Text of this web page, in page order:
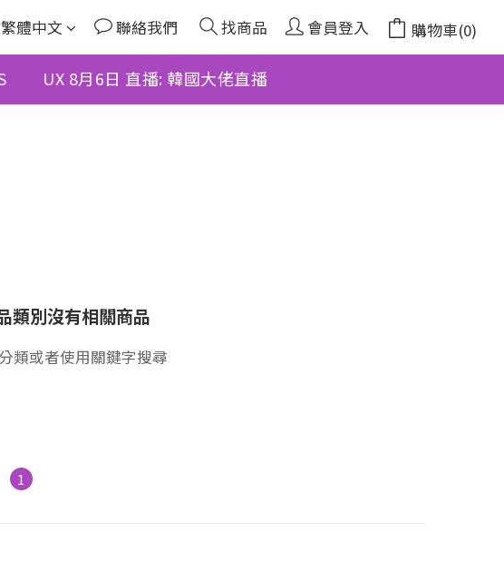
繁體中文 聯絡我們 找商品 會員登入 購物車(0)
UX 8月6日 直播: 韓國大佬直播
類別沒有相關商品
類或者使用關鍵字搜尋
1